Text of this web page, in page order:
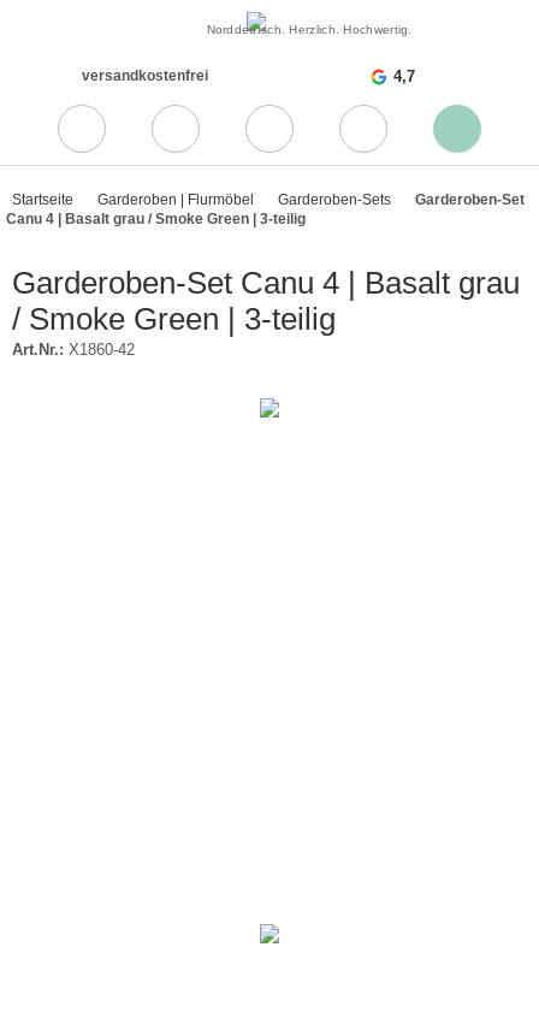
Norddeutsch. Herzlich. Hochwertig.
versandkostenfrei 4,7
Startseite Garderoben | Flurmöbel Garderoben-Sets
Garderoben-Set
Canu 4 | Basalt grau / Smoke Green | 3-teilig
Garderoben-Set Canu 4 | Basalt grau
/ Smoke Green | 3-teilig
Art.Nr.: X1860-42